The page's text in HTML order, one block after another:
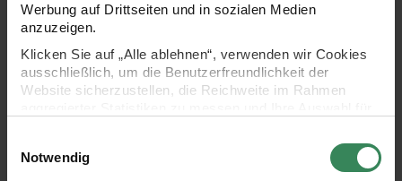
Werbung auf Drittseiten und in sozialen Medien
anzuzeigen.
Klicken Sie auf „Alle ablehnen“, verwenden wir Cookies
ausschließlich, um die Benutzerfreundlichkeit der
Website sicherzustellen, die Reichweite im Rahmen
Ihre Einwilligung ist freiwillig und kann jederzeit über den
Link „Cookie-Einstellungen“ im Fußbereich der Seite
Notwendig
Kombinationen der Ponii Beads perfekt in Szene setzten. Sie
können die Ketten einfach mit einem Knoten oder mit einem
coolen Verschluss verschließen. Die Ketten gibt es in 2
unterschiedlichen Längen und können so gleichzeitig
getragen und perfekt miteinander kombinieren werden.
Lassen sie Ihrer Kreativität freien Lauf!